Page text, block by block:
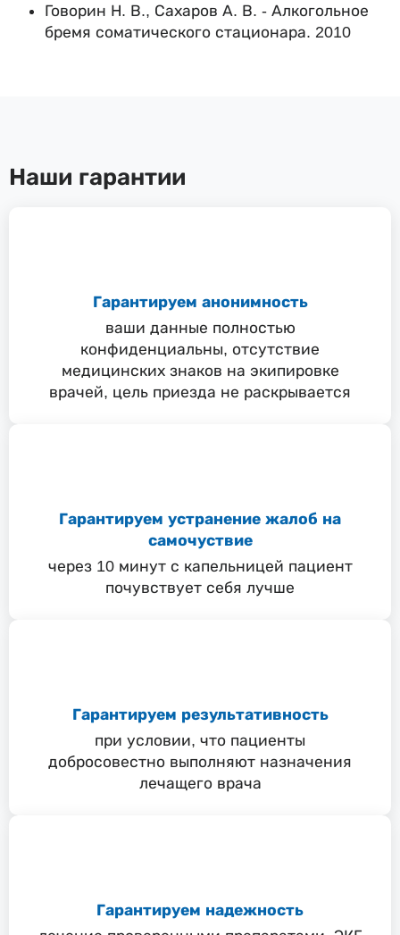
Говорин Н. В., Сахаров А. В. - Алкогольное
бремя соматического стационара. 2010
Наши гарантии
Гарантируем анонимность
ваши данные полностью
конфиденциальны, отсутствие
медицинских знаков на экипировке
врачей, цель приезда не раскрывается
Гарантируем устранение жалоб на
самочуствие
через 10 минут с капельницей пациент
почувствует себя лучше
Гарантируем результативность
при условии, что пациенты
добросовестно выполняют назначения
лечащего врача
Гарантируем надежность